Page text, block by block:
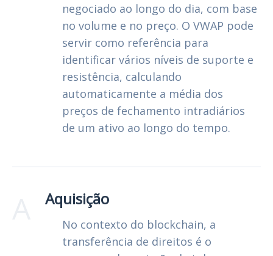
negociado ao longo do dia, com base
no volume e no preço. O VWAP pode
servir como referência para
identificar vários níveis de suporte e
resistência, calculando
automaticamente a média dos
preços de fechamento intradiários
de um ativo ao longo do tempo.
Aquisição
No contexto do blockchain, a
transferência de direitos é o